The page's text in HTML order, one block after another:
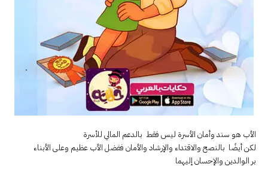
الأب هو سند وأمان الأسرة ليس فقط بالدعم المالي للأسرة
لكن أيضًا بالنصح والاقتداء والإرشاد والأمان ففضل الأب عظيم وعلى الأبناء
بر الوالدين والإحسان إليهما